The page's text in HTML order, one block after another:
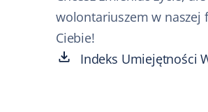
wolontariuszem w naszej
Ciebie!
Indeks Umiejętności